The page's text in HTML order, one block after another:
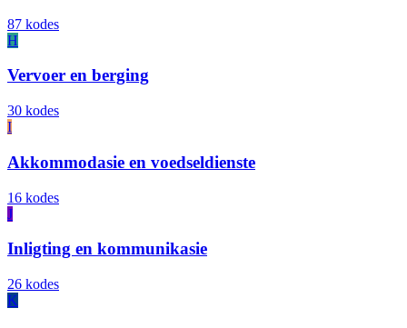
87 kodes
H
Vervoer en berging
30 kodes
I
Akkommodasie en voedseldienste
16 kodes
J
Inligting en kommunikasie
26 kodes
K